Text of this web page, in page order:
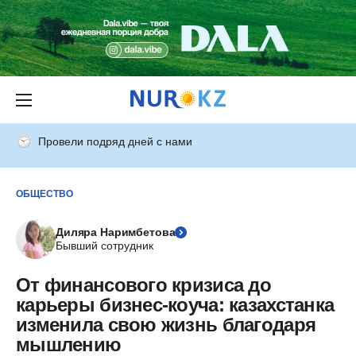
Провели подряд дней с нами
ОБЩЕСТВО
Диляра Наримбетова
Бывший сотрудник
От финансового кризиса до
карьеры бизнес-коуча: казахстанка
изменила свою жизнь благодаря
мышлению